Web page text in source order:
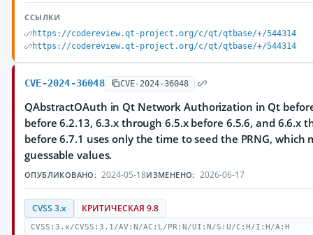
ССЫЛКИ
https://codereview.qt-project.org/c/qt/qtbase/+/544314
https://codereview.qt-project.org/c/qt/qtbase/+/544314
CVE-2024-36048 CVE-2024-36048
QAbstractOAuth in Qt Network Authorization in Qt
before 6.2.13, 6.3.x through 6.5.x before 6.5.6, and 6.6.x
before 6.7.1 uses only the time to seed the PRNG, which
guessable values.
ОПУБЛИКОВАНО: 2024-05-18ИЗМЕНЕНО: 2026-06-17
CVSS 3.x КРИТИЧЕСКАЯ 9.8
CVSS:3.x/CVSS:3.1/AV:N/AC:L/PR:N/UI:N/S:U/C:H/I:H/A:H